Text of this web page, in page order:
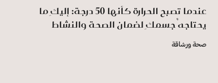
عندما تصبح الحرارة كأنها 50 درجة: إليكِ ما
يحتاجهُ جسمكِ لضمان الصحة والنشاط
صحة ورشاقة